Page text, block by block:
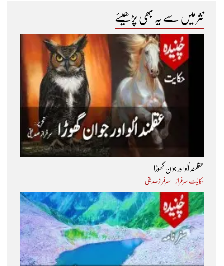
نثر میں سے یہ بھی پڑھیئے
عقلمند اُلّو اور جوان گھوڑا
حکایات سرفراز سرفراز صدیقی